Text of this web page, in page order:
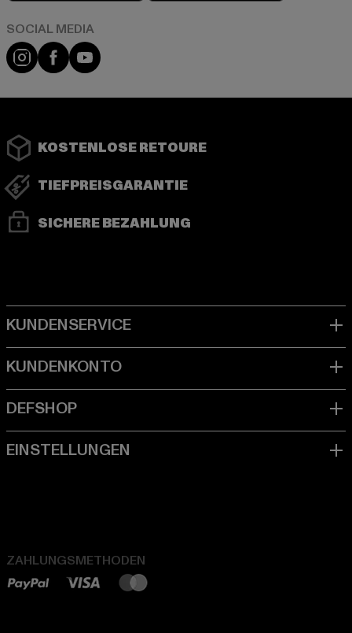
Instagram
FacebookYouTube
KOSTENLOSE RETOURE
TIEFPREISGARANTIE
SICHERE BEZAHLUNG
ZAHLUNGSMETHODEN